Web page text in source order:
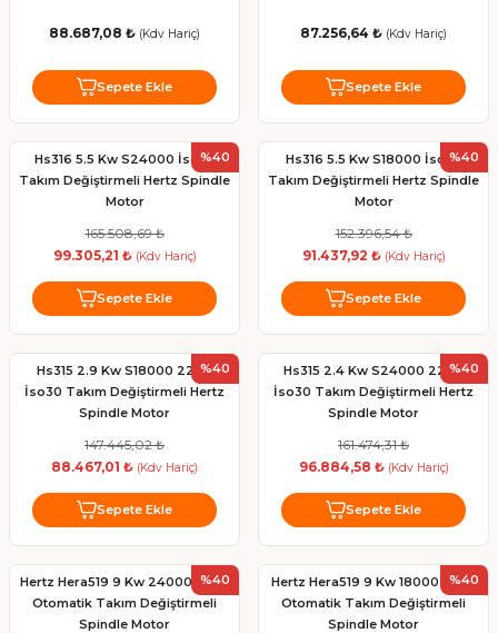
88.687,08 ₺ (Kdv Hariç)
Sepete Ekle
87.256,64 ₺ (Kdv Hariç)
Sepete Ekle
%40
Hs316 5.5 Kw S24000 İso30
Takım Değiştirmeli Hertz Spindle
Motor
165.508,69 ₺
99.305,21 ₺ (Kdv Hariç)
Sepete Ekle
%40
Hs316 5.5 Kw S18000 İso30
Takım Değiştirmeli Hertz Spindle
Motor
152.396,54 ₺
91.437,92 ₺ (Kdv Hariç)
Sepete Ekle
%40
Hs315 2.9 Kw S18000 220V
İso30 Takım Değiştirmeli Hertz
Spindle Motor
147.445,02 ₺
88.467,01 ₺ (Kdv Hariç)
Sepete Ekle
%40
Hs315 2.4 Kw S24000 220V
İso30 Takım Değiştirmeli Hertz
Spindle Motor
161.474,31 ₺
96.884,58 ₺ (Kdv Hariç)
Sepete Ekle
%40
Hertz Hera519 9 Kw 24000 Devir
Otomatik Takım Değiştirmeli
Spindle Motor
%40
Hertz Hera519 9 Kw 18000 Devir
Otomatik Takım Değiştirmeli
Spindle Motor